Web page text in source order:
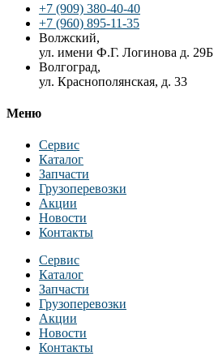
+7 (909) 380-40-40
+7 (960) 895-11-35
Волжский,
ул. имени Ф.Г. Логинова д. 29Б
Волгоград,
ул. Краснополянская, д. 33
Меню
Сервис
Каталог
Запчасти
Грузоперевозки
Акции
Новости
Контакты
Сервис
Каталог
Запчасти
Грузоперевозки
Акции
Новости
Контакты